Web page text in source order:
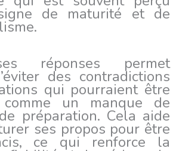
de maturité et de
réponses permet
des contradictions
qui pourraient être
comme un manque de
préparation. Cela aide
ses propos pour être
ce qui renforce la